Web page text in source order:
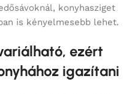
konyhasziget
is kényelmesebb lehet.
ezért
igazítani